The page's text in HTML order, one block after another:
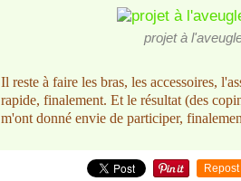
projet à
Il reste à faire les bras, les accessoires,
rapide, finalement. Et le résultat (des
m'ont donné envie de participer,
Repost